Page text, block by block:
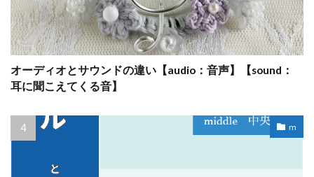
オーディオとサウンドの違い【audio：音声】【sound：
耳に聞こえてくる音】
m